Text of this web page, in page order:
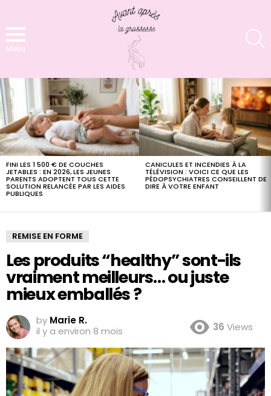
Menu
LATEST
STORIES
FINI LES 1 500 € DE COUCHES
JETABLES : EN 2026, LES JEUNES
PARENTS ADOPTENT TOUS CETTE
SOLUTION RELANCÉE PAR LES AIDES
PUBLIQUES
CANICULES ET INCENDIES À LA
TÉLÉVISION : VOICI CE QUE LES
PÉDOPSYCHIATRES CONSEILLENT DE
DIRE À VOTRE ENFANT
REMISE EN FORME
Les produits “healthy” sont-ils
vraiment meilleurs… ou juste
mieux emballés ?
by Marie R.
il y a environ 8 mois
36 Views